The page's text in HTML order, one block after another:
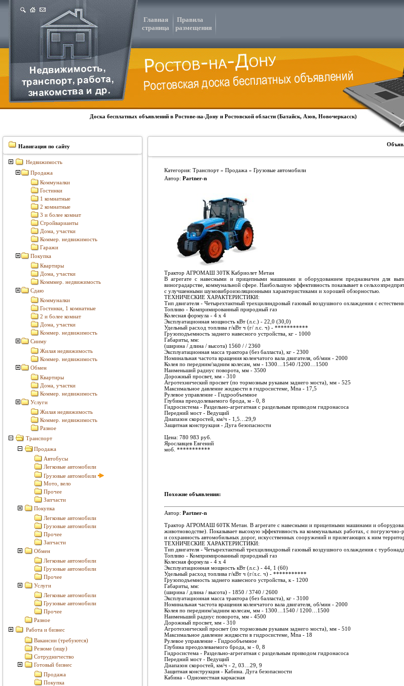
Главная
страница
Правила
размещения
Доска бесплатных объявлений в Ростове-на-Дону и Ростовской области (Батайск, Азов, Новочеркасск)
Навигация по сайту
Недвижимость
Продажа
Коммуналки
Гостинки
1 комнатные
2 комнатные
3 и более комнат
Стройварианты
Дома, участки
Коммер. недвижимость
Гаражи
Покупка
Квартиры
Дома, участки
Комммер. недвижимость
Сдаю
Коммуналки
Гостинки, 1 комнатные
2 и более комнат
Дома, участки
Коммер. недвижимость
Сниму
Жилая недвижимость
Коммер. недвижимость
Обмен
Квартиры
Дома, участки
Коммер. недвижимость
Услуги
Жилая недвижимость
Коммер. недвижимость
Разное
Транспорт
Продажа
Автобусы
Легковые автомобили
Грузовые автомобили
Мото, вело
Прочее
Запчасти
Покупка
Легковые автомобили
Грузовые автомобили
Прочее
Запчасти
Обмен
Легковые автомобили
Грузовые автомобили
Прочее
Услуги
Легковые автомобили
Грузовые автомобили
Прочее
Разное
Работа и бизнес
Вакансии (требуются)
Резюме (ищу)
Сотрудничество
Готовый бизнес
Продажа
Покупка
Категория: Транспорт » Продажа » Грузовые автомобили
Автор: Partner-n
Трактор АГРОМАШ 30ТК Кабриолет Метан
В агрегате с навесными и прицепными машинами и оборудованием предназначен для
виноградарстве, коммунальной сфере. Наибольшую эффективность показывает в
с улучшенными шумовиброизоляционными характеристиками и хорошей обзорностью.
ТЕХНИЧЕСКИЕ ХАРАКТЕРИСТИКИ:
Тип двигателя - Четырехтактный трехцилиндровый газовый воздушного охлаждения с
Топливо - Компримированный природный газ
Колесная формула - 4 х 4
Эксплуатационная мощность кВт (л.с.) - 22,0 (30,0)
Удельный расход топлива г/кВт ч (г/ л.с. ч) - ***********
Грузоподъемность заднего навесного устройства, кг - 1000
Габариты, мм:
(ширина / длина / высота) 1560 / / 2360
Эксплуатационная масса трактора (без балласта), кг - 2300
Номинальная частота вращения коленчатого вала двигателя, об/мин - 2000
Колея по передним/задним колесам, мм - 1300…1540 /1200…1500
Наименьший радиус поворота, мм - 3500
Дорожный просвет, мм - 310
Агротехнический просвет (по тормозным рукавам заднего моста), мм - 525
Максимальное давление жидкости в гидросистеме, Мпа - 17,5
Рулевое управление - Гидрообъемное
Глубина преодолеваемого брода, м - 0, 8
Гидросистема - Раздельно-агрегатная с раздельным приводом гидронасоса
Передний мост - Ведущий
Диапазон скоростей, км/ч - 1,5…29,9
Защитная конструкция - Дуга безопасности
Цена: 780 983 руб.
Ярославцев Евгений
моб. ***********
Похожие объявления:
Автор: Partner-n
Трактор АГРОМАШ 60ТК Метан. В агрегате с навесными и прицепными машинами и
животноводстве). Показывает высокую эффективность на коммунальных работах, с
и сохранность автомобильных дорог, искусственных сооружений и прилегающих к ним
ТЕХНИЧЕСКИЕ ХАРАКТЕРИСТИКИ:
Тип двигателя - Четырехтактный трехцилиндровый газовый воздушного охлаждения с
Топливо - Компримированный природный газ
Колесная формула - 4 х 4
Эксплуатационная мощность кВт (л.с.) - 44, 1 (60)
Удельный расход топлива г/кВт ч (г/л.с. ч) - ***********
Грузоподъемность заднего навесного устройства, к - 1200
Габариты, мм:
(ширина / длина / высота) - 1850 / 3740 / 2600
Эксплуатационная масса трактора (без балласта), кг - 3100
Номинальная частота вращения коленчатого вала двигателя, об/мин - 2000
Колея по передним/задним колесам, мм - 1300…1540 / 1200…1500
Наименьший радиус поворота, мм - 4500
Дорожный просвет, мм - 310
Агротехнический просвет (по тормозным рукавам заднего моста), мм - 510
Максимальное давление жидкости в гидросистеме, Мпа - 18
Рулевое управление - Гидрообъемное
Глубина преодолеваемого брода, м - 0, 8
Гидросистема - Раздельно-агрегатная с раздельным приводом гидронасоса
Передний мост - Ведущий
Диапазон скоростей, км/ч - 2, 03…29, 9
Защитная конструкция - Кабина. Дуга безопасности
Кабина - Одноместная каркасная